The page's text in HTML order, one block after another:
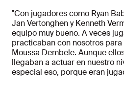
"Con jugadores como Ryan
Jan Vertonghen y Kenneth
equipo muy bueno. A veces
practicaban con nosotros
Moussa Dembele. Aunque
llegaban a actuar en nuestro
especial eso, porque eran